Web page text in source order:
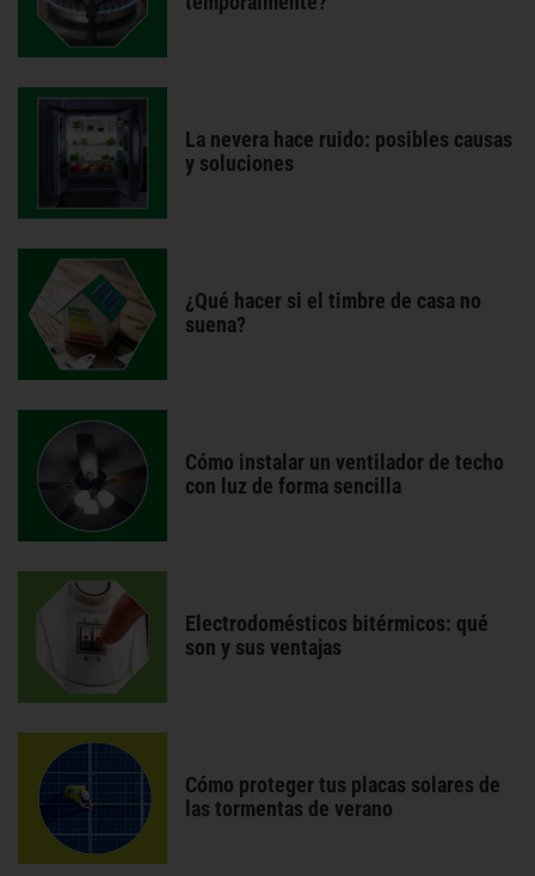
La nevera hace ruido: posibles causas
y soluciones
¿Qué hacer si el timbre de casa no
suena?
Cómo instalar un ventilador de techo
con luz de forma sencilla
Electrodomésticos bitérmicos: qué
son y sus ventajas
Cómo proteger tus placas solares de
las tormentas de verano